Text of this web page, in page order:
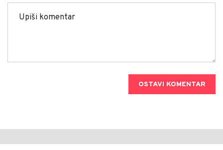
OSTAVI KOMENTAR